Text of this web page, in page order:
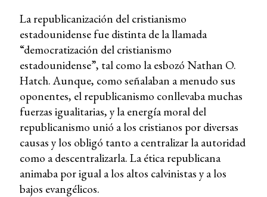
La republicanización del cristianismo
estadounidense fue distinta de la llamada
“democratización del cristianismo
estadounidense”, tal como la esbozó Nathan O.
Hatch. Aunque, como señalaban a menudo sus
oponentes, el republicanismo conllevaba muchas
fuerzas igualitarias, y la energía moral del
republicanismo unió a los cristianos por diversas
causas y los obligó tanto a centralizar la autoridad
como a descentralizarla. La ética republicana
animaba por igual a los altos calvinistas y a los
bajos evangélicos.